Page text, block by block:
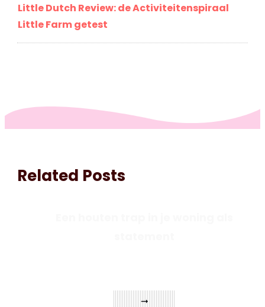
Little Dutch Review: de Activiteitenspiraal
Little Farm getest
Related Posts